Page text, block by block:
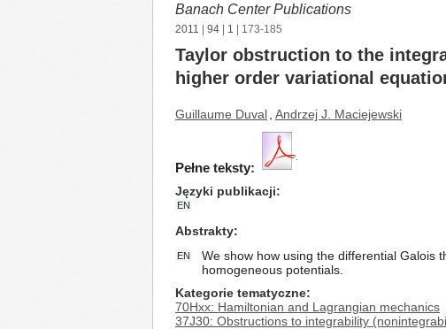
Banach Center Publications
2011 94 1 | 173-185
Taylor obstruction to the
higher order variational
Guillaume Duval Andrzej J. Maciejewski
Pełne teksty:
Języki publikacji
EN
Abstrakty
EN
We show how using the differential Galois
homogeneous potentials.
Kategorie tematyczne
70Hxx: Hamiltonian and Lagrangian mechanics
37J30: Obstructions to integrability